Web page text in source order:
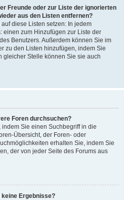
Freunde oder zur Liste der ignorierten
aus den Listen entfernen?
diese Listen setzen: In jedem
einen zum Hinzufügen zur Liste der
Benutzers. Außerdem können Sie im
zu den Listen hinzufügen, indem Sie
gleicher Stelle können Sie sie auch
Foren durchsuchen?
Sie einen Suchbegriff in die
Übersicht, der Foren- oder
erhalten Sie, indem Sie
der von jeder Seite des Forums aus
Ergebnisse?